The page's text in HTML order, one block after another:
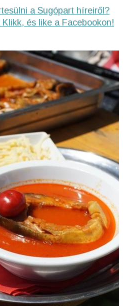
a Sugópart híreiről?
és like a Facebookon!